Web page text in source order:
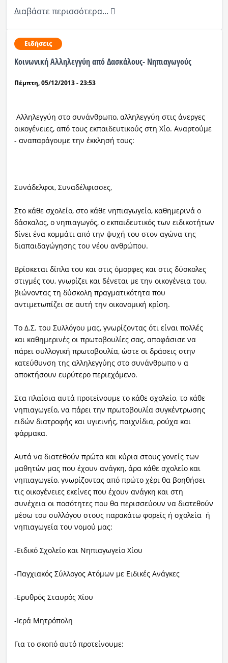
Διαβάστε περισσότερα...
Ειδήσεις
Κοινωνική Αλληλεγγύη από Δασκάλους- Νηπιαγωγούς
Πέμπτη, 05/12/2013 - 23:53
Αλληλεγγύη στο συνάνθρωπο, αλληλεγγύη στις άνεργες
οικογένειες, από τους εκπαιδευτικούς στη Χίο. Αναρτούμε
- αναπαράγουμε την έκκλησή τους:
Συνάδελφοι, Συναδέλφισσες,
Στο κάθε σχολείο, στο κάθε νηπιαγωγείο, καθημερινά ο
δάσκαλος, ο νηπιαγωγός, ο εκπαιδευτικός των ειδικοτήτων
δίνει ένα κομμάτι από την ψυχή του στον αγώνα της
διαπαιδαγώγησης του νέου ανθρώπου.
Βρίσκεται δίπλα του και στις όμορφες και στις δύσκολες
στιγμές του, γνωρίζει και δένεται με την οικογένεια του,
βιώνοντας τη δύσκολη πραγματικότητα που
αντιμετωπίζει σε αυτή την οικονομική κρίση.
Το Δ.Σ. του Συλλόγου μας, γνωρίζοντας ότι είναι πολλές
και καθημερινές οι πρωτοβουλίες σας, αποφάσισε να
πάρει συλλογική πρωτοβουλία, ώστε οι δράσεις στην
κατεύθυνση της αλληλεγγύης στο συνάνθρωπο ν α
αποκτήσουν ευρύτερο περιεχόμενο.
Στα πλαίσια αυτά προτείνουμε το κάθε σχολείο, το κάθε
νηπιαγωγείο, να πάρει την πρωτοβουλία συγκέντρωσης
ειδών διατροφής και υγιεινής, παιχνίδια, ρούχα και
φάρμακα.
Αυτά να διατεθούν πρώτα και κύρια στους γονείς των
μαθητών μας που έχουν ανάγκη, άρα κάθε σχολείο και
νηπιαγωγείο, γνωρίζοντας από πρώτο χέρι θα βοηθήσει
τις οικογένειες εκείνες που έχουν ανάγκη και στη
συνέχεια οι ποσότητες που θα περισσεύουν να διατεθούν
μέσω του συλλόγου στους παρακάτω φορείς ή σχολεία ή
νηπιαγωγεία του νομού μας:
-Ειδικό Σχολείο και Νηπιαγωγείο Χίου
-Παγχιακός Σύλλογος Ατόμων με Ειδικές Ανάγκες
-Ερυθρός Σταυρός Χίου
-Ιερά Μητρόπολη
Για το σκοπό αυτό προτείνουμε: